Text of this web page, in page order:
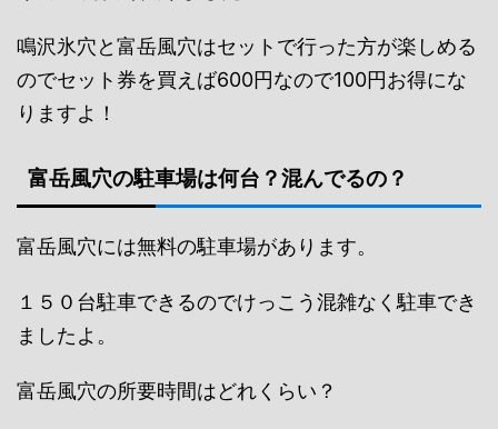
鳴沢氷穴と富岳風穴はセットで行った方が楽しめる
のでセット券を買えば600円なので100円お得にな
りますよ！
富岳風穴の駐車場は何台？混んでるの？
富岳風穴には無料の駐車場があります。
１５０台駐車できるのでけっこう混雑なく駐車でき
ましたよ。
富岳風穴の所要時間はどれくらい？